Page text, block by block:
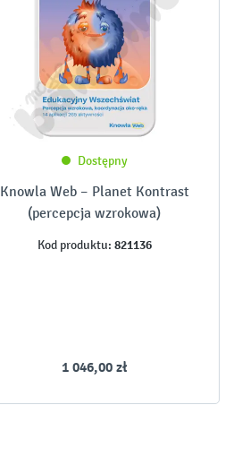
Dostępny
Knowla Web – Planet Kontrast
(percepcja wzrokowa)
Kod produktu: 821136
1 046,00 zł